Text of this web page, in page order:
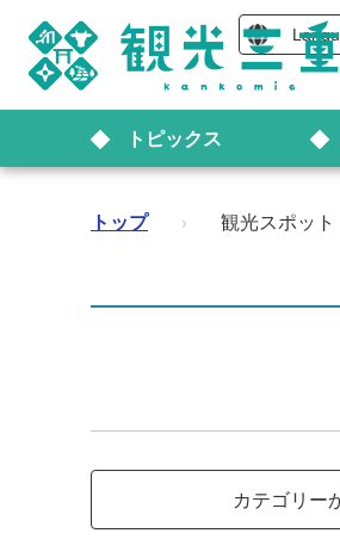
トピックス
トップ › 観光スポット
カテゴリー